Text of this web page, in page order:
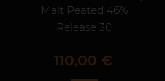
Malt Peated 46%
Release 30
Prix
110,00 €